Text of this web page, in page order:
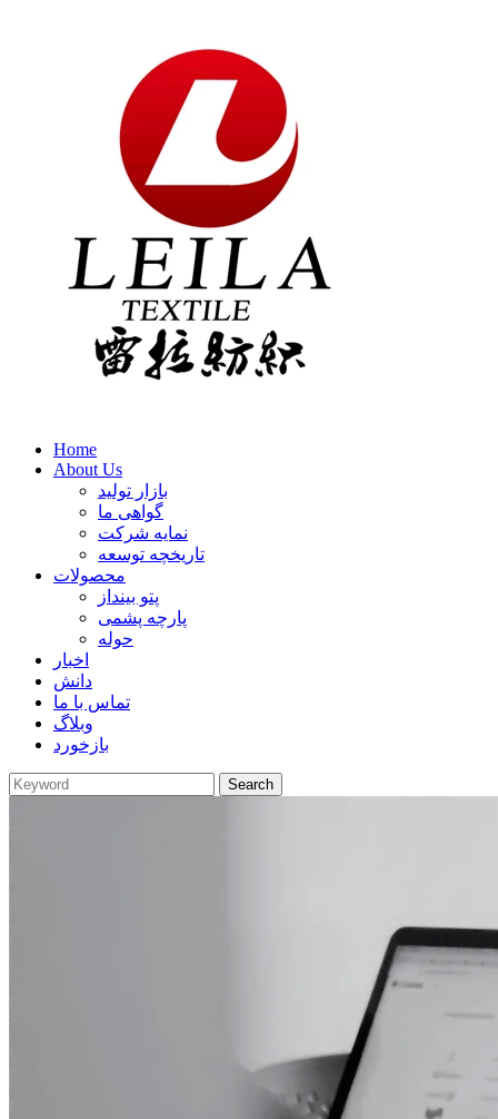
Home
About Us
بازار تولید
گواهی ما
نمایه شرکت
تاریخچه توسعه
محصولات
پتو بینداز
پارچه پشمی
حوله
اخبار
دانش
تماس با ما
وبلاگ
بازخورد